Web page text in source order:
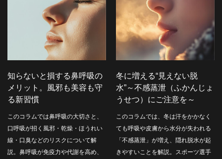
知らないと損する鼻呼吸の
メリット。風邪も美容も守
る新習慣
このコラムでは鼻呼吸の大切さと、
口呼吸が招く風邪・乾燥・ほうれい
線・口臭などのリスクについて解
説。鼻呼吸が免疫力や代謝を高め、
冬に増える“見えない脱
水”～不感蒸泄（ふかんじょ
うせつ）にご注意を～
このコラムでは、冬は汗をかかなく
ても呼吸や皮膚から水分が失われる
「不感蒸泄」が増え、隠れ脱水が起
きやすいことを解説。スポーツ選手